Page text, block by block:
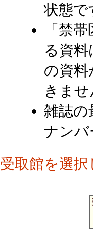
状態で
「禁
る資
の資料
きま
雑誌の
ナン
受取館を選